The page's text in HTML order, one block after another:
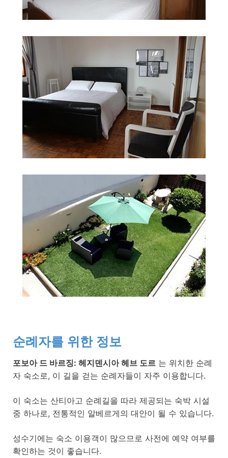
순례자를 위한 정보
포보아 드 바르징: 헤지덴시아 헤브 도르 는 위치한 순례
자 숙소로, 이 길을 걷는 순례자들이 자주 이용합니다.
이 숙소는 산티아고 순례길을 따라 제공되는 숙박 시설
중 하나로, 전통적인 알베르게의 대안이 될 수 있습니다.
성수기에는 숙소 이용객이 많으므로 사전에 예약 여부를
확인하는 것이 좋습니다.